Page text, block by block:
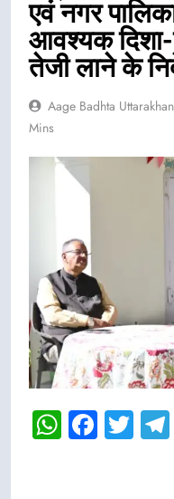
एवं नगर
आवश्यक दिशा-
तेजी लाने के
Aage Badhta
Mins